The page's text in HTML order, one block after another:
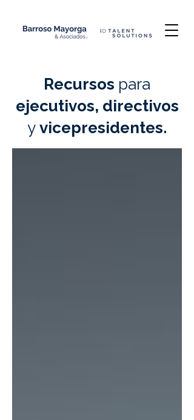
Recursos para
ejecutivos, directivos
y vicepresidentes.